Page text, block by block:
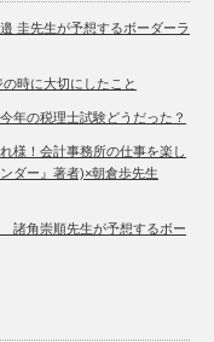
圭先生が予想するボーダーラ
時に大切にしたこと
年の税理士試験どうだった？
様！会計事務所の仕事を楽し
ダー』著者)×朝倉歩先生
諸角崇順先生が予想するボー